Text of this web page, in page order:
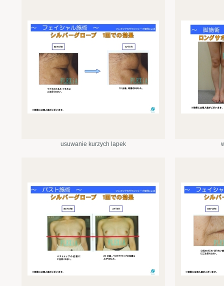
usuwanie kurzych lapek